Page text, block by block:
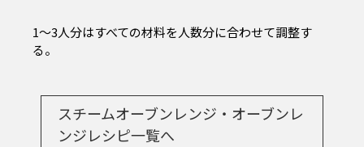
1〜3人分はすべての材料を人数分に合わせて調整す
る。
スチームオーブンレンジ・オーブンレ
ンジレシピ一覧へ